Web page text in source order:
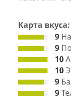
Карта вкуса:
9
9
10
10
9
9